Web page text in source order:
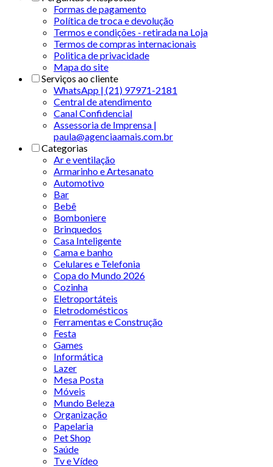
Formas de pagamento
Política de troca e devolução
Termos e condições - retirada na Loja
Termos de compras internacionais
Politica de privacidade
Mapa do site
Serviços ao cliente
WhatsApp | (21) 97971-2181
Central de atendimento
Canal Confidencial
Assessoria de Imprensa |
paula@agenciaamais.com.br
Categorias
Ar e ventilação
Armarinho e Artesanato
Automotivo
Bar
Bebê
Bomboniere
Brinquedos
Casa Inteligente
Cama e banho
Celulares e Telefonia
Copa do Mundo 2026
Cozinha
Eletroportáteis
Eletrodomésticos
Ferramentas e Construção
Festa
Games
Informática
Lazer
Mesa Posta
Móveis
Mundo Beleza
Organização
Papelaria
Pet Shop
Saúde
Tv e Vídeo